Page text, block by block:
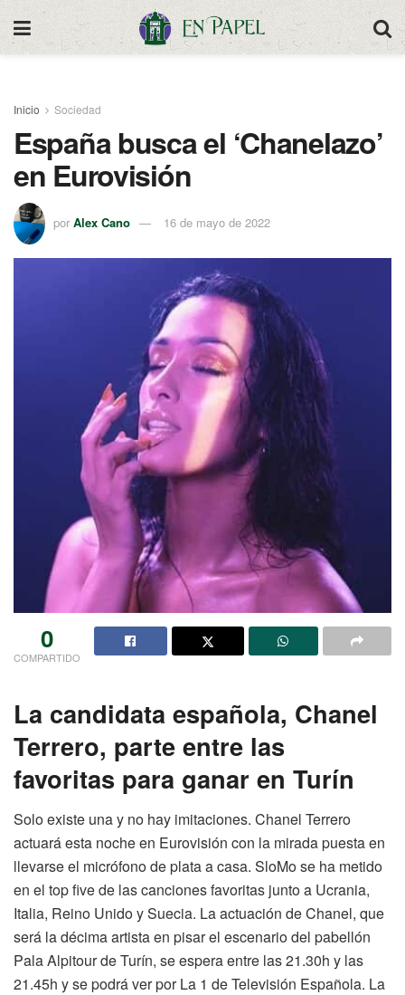
Inicio Sociedad
España busca el ‘Chanelazo’
en Eurovisión
por Alex Cano 16 de mayo de 2022
0
COMPARTIDO
La candidata española, Chanel
Terrero, parte entre las
favoritas para ganar en Turín
Solo existe una y no hay imitaciones. Chanel Terrero
actuará esta noche en Eurovisión con la mirada puesta en
llevarse el micrófono de plata a casa. SloMo se ha metido
en el top five de las canciones favoritas junto a Ucrania,
Italia, Reino Unido y Suecia. La actuación de Chanel, que
será la décima artista en pisar el escenario del pabellón
Pala Alpitour de Turín, se espera entre las 21.30h y las
21.45h y se podrá ver por La 1 de Televisión Española. La